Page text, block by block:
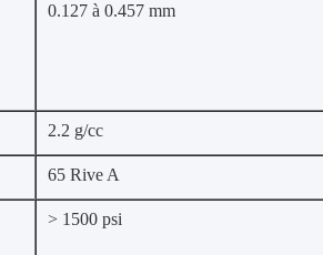
0.127 à 0.457 mm
2.2 g/cc
65 Rive A
> 1500 psi